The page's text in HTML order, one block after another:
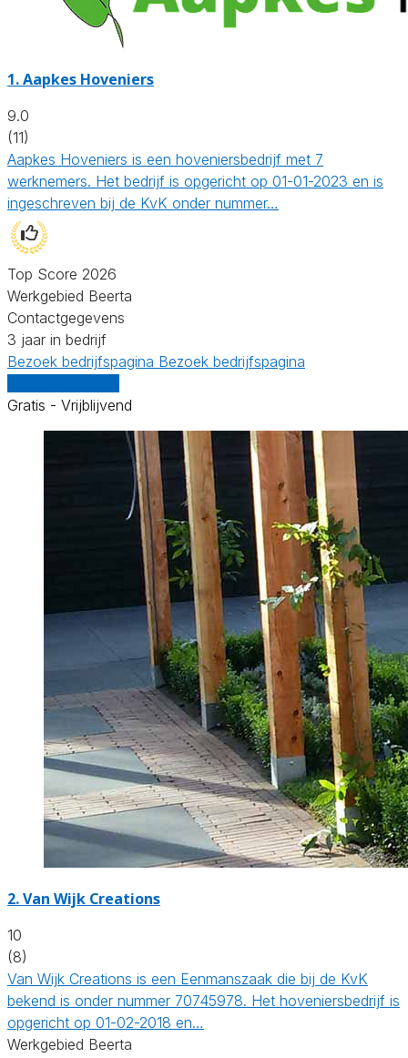
1.Aapkes Hoveniers
9.0
(11)
Aapkes Hoveniers is een hoveniersbedrijf met 7
werknemers. Het bedrijf is opgericht op 01-01-2023 en is
ingeschreven bij de KvK onder nummer…
Top Score 2026
Werkgebied Beerta
Contactgegevens
3 jaar in bedrijf
Bezoek bedrijfspagina Bezoek bedrijfspagina
Gratis - Vrijblijvend
2.Van Wijk Creations
10
(8)
Van Wijk Creations is een Eenmanszaak die bij de KvK
bekend is onder nummer 70745978. Het hoveniersbedrijf is
opgericht op 01-02-2018 en…
Werkgebied Beerta